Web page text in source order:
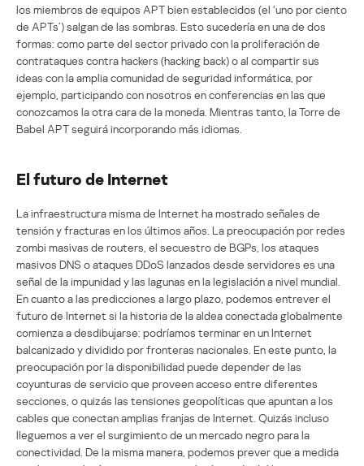
los miembros de equipos APT bien establecidos (el ‘uno por ciento
de APTs’) salgan de las sombras. Esto sucedería en una de dos
formas: como parte del sector privado con la proliferación de
contrataques contra hackers (hacking back) o al compartir sus
ideas con la amplia comunidad de seguridad informática, por
ejemplo, participando con nosotros en conferencias en las que
conozcamos la otra cara de la moneda. Mientras tanto, la Torre de
Babel APT seguirá incorporando más idiomas.
El futuro de Internet
La infraestructura misma de Internet ha mostrado señales de
tensión y fracturas en los últimos años. La preocupación por redes
zombi masivas de routers, el secuestro de BGPs, los ataques
masivos DNS o ataques DDoS lanzados desde servidores es una
señal de la impunidad y las lagunas en la legislación a nivel mundial.
En cuanto a las predicciones a largo plazo, podemos entrever el
futuro de Internet si la historia de la aldea conectada globalmente
comienza a desdibujarse: podríamos terminar en un Internet
balcanizado y dividido por fronteras nacionales. En este punto, la
preocupación por la disponibilidad puede depender de las
coyunturas de servicio que proveen acceso entre diferentes
secciones, o quizás las tensiones geopolíticas que apuntan a los
cables que conectan amplias franjas de Internet. Quizás incluso
lleguemos a ver el surgimiento de un mercado negro para la
conectividad. De la misma manera, podemos prever que a medida